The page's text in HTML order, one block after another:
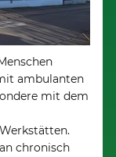
ambulanten
mit dem
chronisch